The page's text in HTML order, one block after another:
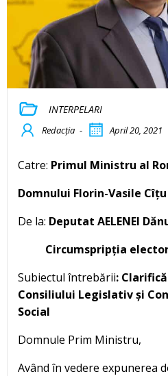
INTERPELARI
Redacția - April 20, 2021
Catre: Primul Ministru al
Domnului Florin-Vasile Cîțu
De la: Deputat AELENEI
Circumspripția
Subiectul întrebării:
Consiliului Legislativ și
Social
Domnule Prim Ministru,
Având în vedere expunerea